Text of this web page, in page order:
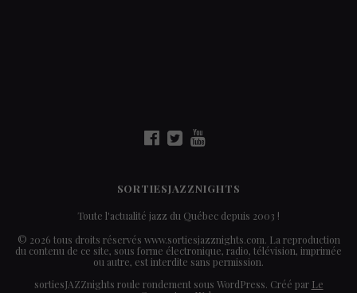
SORTIESJAZZNIGHTS
Toute l'actualité jazz du Québec depuis 2003 !
© 2026 tous droits réservés www.sortiesjazznights.com. La reproduction
du contenu de ce site, sous forme électronique, radio, télévision, imprimée
ou autre, est interdite sans permission.
sortiesJAZZnights roule rondement sous WordPress. Créé par Le